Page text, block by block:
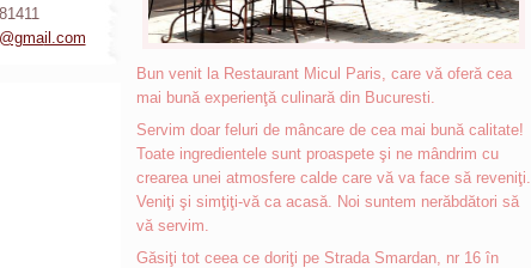
Bun venit la Restaurant Micul Paris, care vă oferă cea
mai bună experienţă culinară din Bucuresti.
Servim doar feluri de mâncare de cea mai bună calitate!
Toate ingredientele sunt proaspete şi ne mândrim cu
crearea unei atmosfere calde care vă va face să reveniţi.
Veniţi şi simţiţi-vă ca acasă. Noi suntem nerăbdători să
vă servim.
Găsiţi tot ceea ce doriţi pe Strada Smardan, nr 16 în
il.com